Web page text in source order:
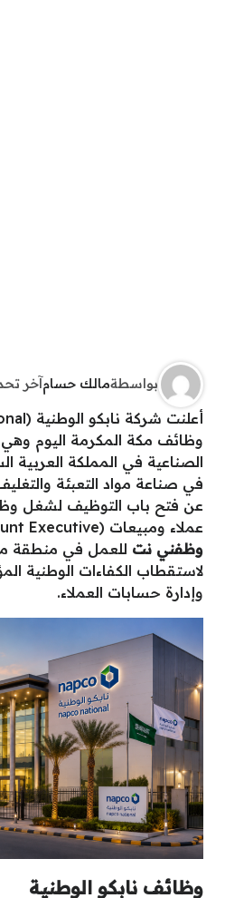
بواسطةمالك حسامآخر
وظائف مكة المكرمة اليوم
الصناعية في المملكة
في صناعة مواد التعبئة
عن فتح باب التوظيف لشغل
عملاء ومبيعات (Account Executive) من خلال
وظفني نت للعمل في منطقة
لاستقطاب الكفاءات الوطنية
وإدارة حسابات العملاء.
وظائف نابكو الوطنية